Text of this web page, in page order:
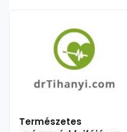
Természetes